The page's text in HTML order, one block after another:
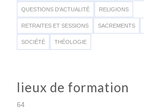
QUESTIONS D'ACTUALITÉ RELIGIONS
RETRAITES ET SESSIONS SACREMENTS
SOCIÉTÉ THÉOLOGIE
lieux de formation
64